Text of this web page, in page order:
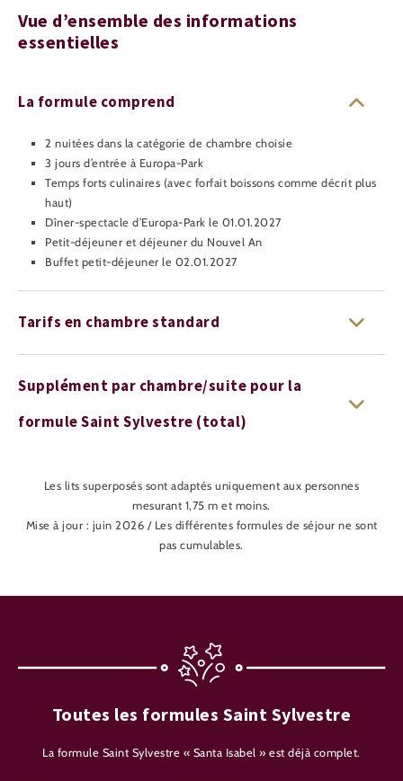
Vue d’ensemble des informations
essentielles
La formule comprend
2 nuitées dans la catégorie de chambre choisie
3 jours d’entrée à Europa-Park
Temps forts culinaires (avec forfait boissons comme décrit plus
haut)
Dîner-spectacle d’Europa-Park le 01.01.2027
Petit-déjeuner et déjeuner du Nouvel An
Buffet petit-déjeuner le 02.01.2027
Tarifs en chambre standard
Supplément par chambre/suite pour la
formule Saint Sylvestre (total)
Les lits superposés sont adaptés uniquement aux personnes
mesurant 1,75 m et moins.
Mise à jour : juin 2026 / Les différentes formules de séjour ne sont
pas cumulables.
Toutes les formules Saint Sylvestre
La formule Saint Sylvestre « Santa Isabel » est déjà complet.